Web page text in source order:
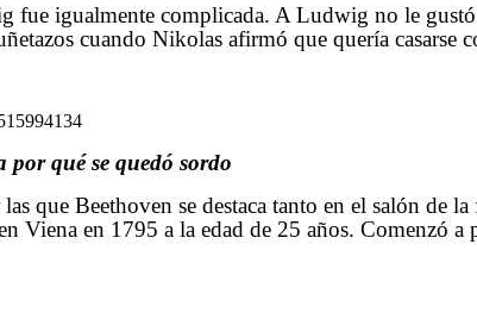
fue igualmente complicada. A Ludwig no le
cuando Nikolas afirmó que quería casarse
por qué se quedó sordo
que Beethoven se destaca tanto en el salón
Viena en 1795 a la edad de 25 años. Comenzó a